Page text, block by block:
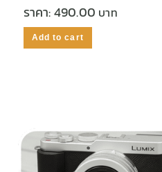
ราคา:490.00
Add to cart